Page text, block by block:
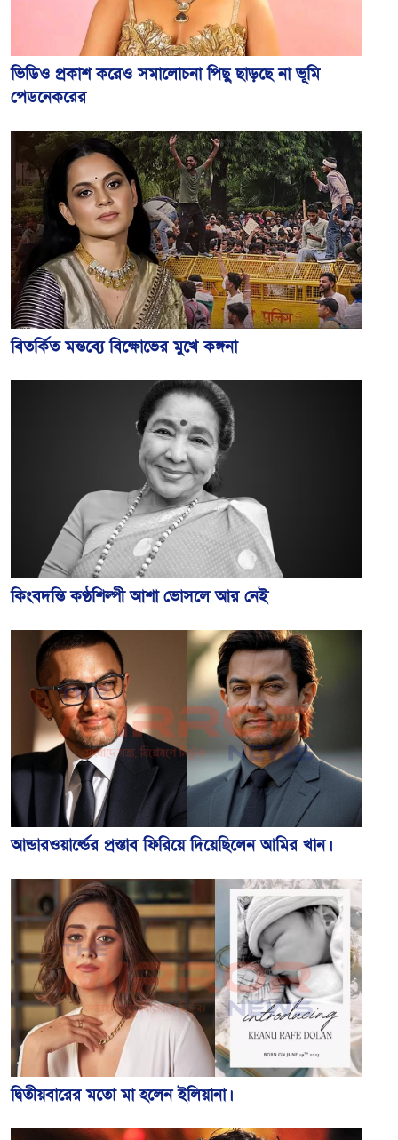
ভিডিও প্রকাশ করেও সমালোচনা পিছু ছাড়ছে না ভূমি
পেডনেকরের
বিতর্কিত মন্তব্যে বিক্ষোভের মুখে কঙ্গনা
কিংবদন্তি কণ্ঠশিল্পী আশা ভোসলে আর নেই
আন্ডারওয়ার্ল্ডের প্রস্তাব ফিরিয়ে দিয়েছিলেন আমির খান।
দ্বিতীয়বারের মতো মা হলেন ইলিয়ানা।